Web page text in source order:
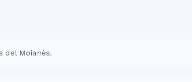
del Moianès.